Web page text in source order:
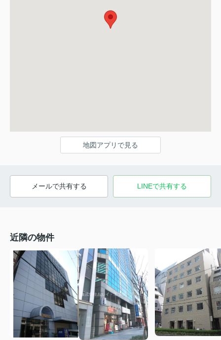
地図アプリで見る
メールで共有する LINEで共有する
近隣の物件